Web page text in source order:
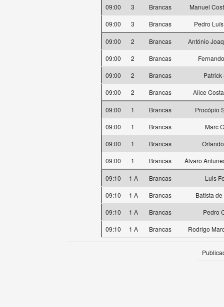
09:00
3 Brancas
Manuel
09:00
3 Brancas Pedro
09:00 2 Brancas
António
09:00
2 Brancas
09:00
2 Brancas
Patrick
09:00
2 Brancas Alice
09:00 1 Brancas
Procópio
09:00
1 Brancas
Marc
09:00
1 Brancas
09:00
1 Brancas Álvaro
09:10 1 A Brancas
Luis
09:10
1 A Brancas
Batista
09:10
1 A Brancas
Pedro
09:10
1 A Brancas Rodrigo